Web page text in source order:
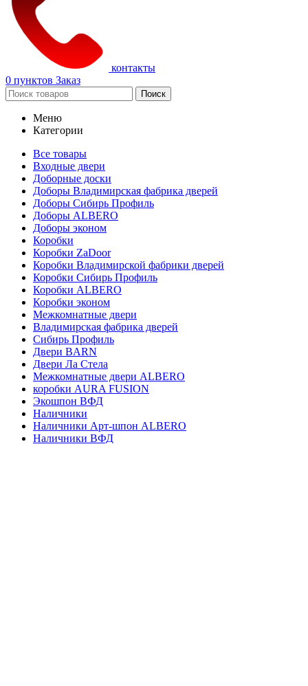
контакты
0 пунктов Заказ
Поиск
Меню
Категории
Все товары
Входные двери
Доборные доски
Доборы Владимирская фабрика дверей
Доборы Сибирь Профиль
Доборы ALBERO
Доборы эконом
Коробки
Коробки ZaDoor
Коробки Владимирской фабрики дверей
Коробки Сибирь Профиль
Коробки ALBERO
Коробки эконом
Межкомнатные двери
Владимирская фабрика дверей
Сибирь Профиль
Двери BARN
Двери Ла Стела
Межкомнатные двери ALBERO
коробки AURA FUSION
Экошпон ВФД
Наличники
Наличники Арт-шпон ALBERO
Наличники ВФД